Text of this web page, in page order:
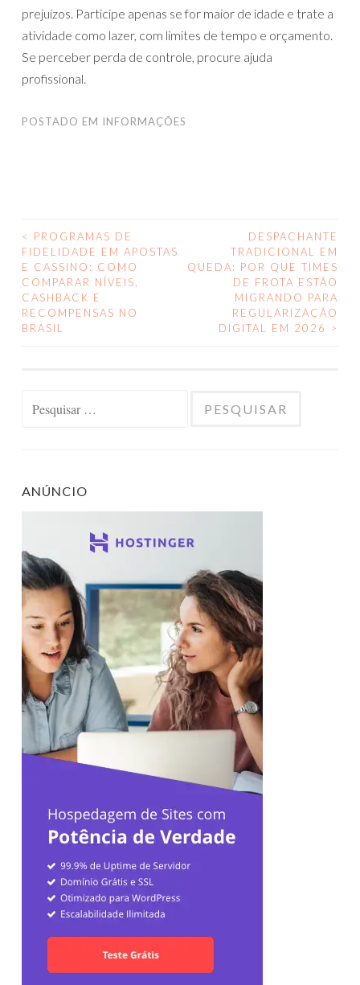
prejuízos. Participe apenas se for maior de idade e trate a
atividade como lazer, com limites de tempo e orçamento.
Se perceber perda de controle, procure ajuda
profissional.
POSTADO EM INFORMAÇÕES
NAVEGAÇÃO
DE
POSTS
<
PROGRAMAS DE
FIDELIDADE EM APOSTAS
E CASSINO: COMO
COMPARAR NÍVEIS,
CASHBACK E
RECOMPENSAS NO
BRASIL
DESPACHANTE
TRADICIONAL EM
QUEDA: POR QUE TIMES
DE FROTA ESTÃO
MIGRANDO PARA
REGULARIZAÇÃO
DIGITAL EM 2026
>
ANÚNCIO